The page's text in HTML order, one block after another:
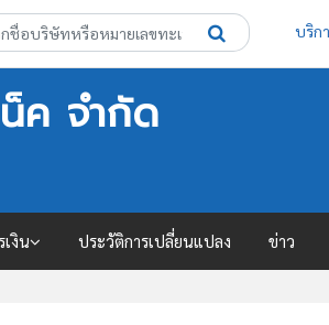
บริก
ค จำกัด
งิน ประวัติการเปลี่ยนแปลง ข่าว